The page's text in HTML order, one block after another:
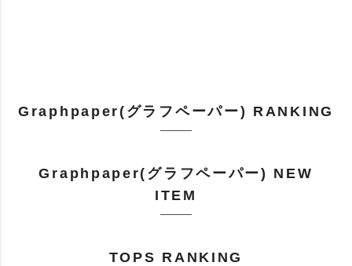
Graphpaper(グラフペーパー) RANKING
Graphpaper(グラフペーパー) NEW
ITEM
TOPS RANKING